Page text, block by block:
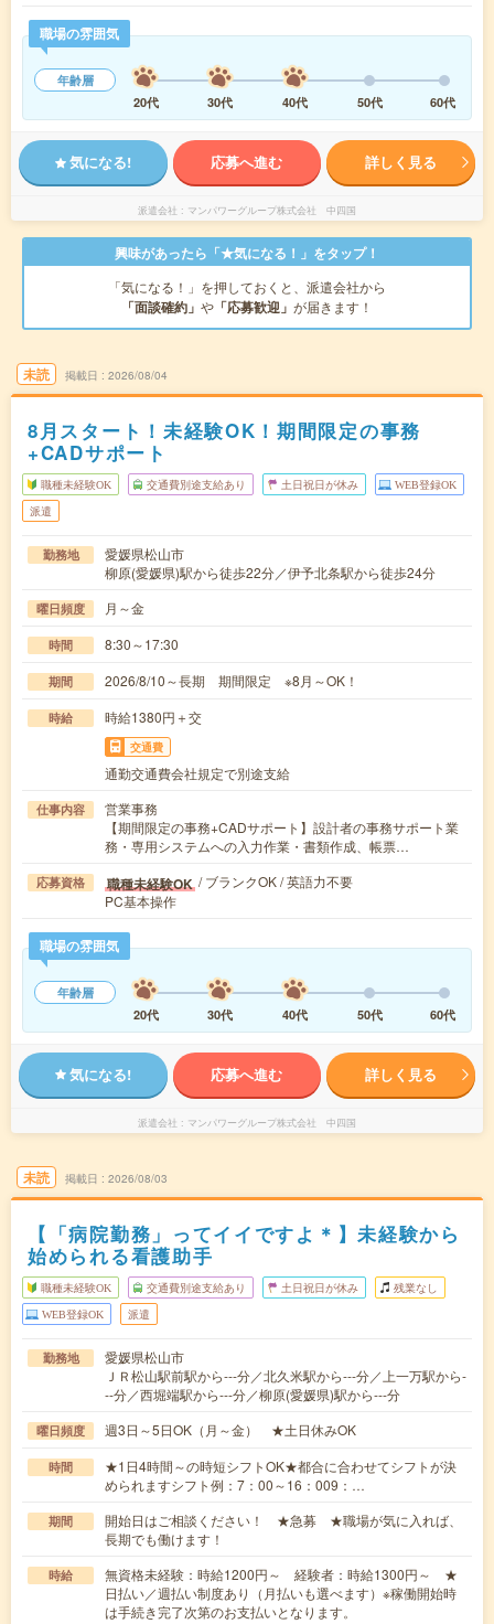
職場の雰囲気
年齢層
20代
30代 40代 50代 60代
気になる! 応募へ進む 詳しく見る
派遣会社 マンパワーグループ株式会社 中四国
興味があったら「★気になる！」をタップ！
「気になる！」を押しておくと、派遣会社から
「面談確約」 や 「応募歓迎」 が届きます！
未読 掲載日 2026/08/04
8月スタート！未経験OK！期間限定の事務
+CADサポート
職種未経験OK 交通費別途支給あり 土日祝日が休み WEB登録OK
派遣
勤務地
愛媛県松山市
柳原(愛媛県)駅から徒歩22分／伊予北条駅から徒歩24分
曜日頻度 月～金
時間 8:30～17:30
期間 2026/8/10～長期 期間限定 ※8月～OK！
時給 時給1380円＋交
交通費
通勤交通費会社規定で別途支給
仕事内容
営業事務
【期間限定の事務+CADサポート】設計者の事務サポート業
務・専用システムへの入力作業・書類作成、帳票…
応募資格 職種未経験OK / ブランクOK / 英語力不要
PC基本操作
職場の雰囲気
年齢層
20代
30代 40代 50代 60代
気になる! 応募へ進む 詳しく見る
派遣会社 マンパワーグループ株式会社 中四国
未読 掲載日 2026/08/03
【「病院勤務」ってイイですよ＊】未経験から
始められる看護助手
職種未経験OK 交通費別途支給あり 土日祝日が休み 残業なし
WEB登録OK 派遣
勤務地
愛媛県松山市
ＪＲ松山駅前駅から---分／北久米駅から---分／上一万駅から-
--分／西堀端駅から---分／柳原(愛媛県)駅から---分
曜日頻度 週3日～5日OK（月～金） ★土日休みOK
時間
★1日4時間～の時短シフトOK★都合に合わせてシフトが決
められますシフト例：7：00～16：009：…
期間
開始日はご相談ください！ ★急募 ★職場が気に入れば、
長期でも働けます！
時給
無資格未経験：時給1200円～ 経験者：時給1300円～ ★
日払い／週払い制度あり（月払いも選べます）※稼働開始時
は手続き完了次第のお支払いとなります。